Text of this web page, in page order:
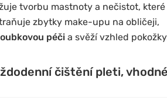
tvorbu mastnoty a nečistot,
zbytky make-upu na obličeji,
péči a svěží vzhled
čištění pleti,